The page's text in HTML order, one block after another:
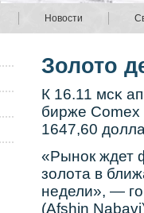
Новости
Золото
К 16.11 мсκ
бирже Comex
1647,60
«Рынок ждет
золота в
недели», —
(Afshin